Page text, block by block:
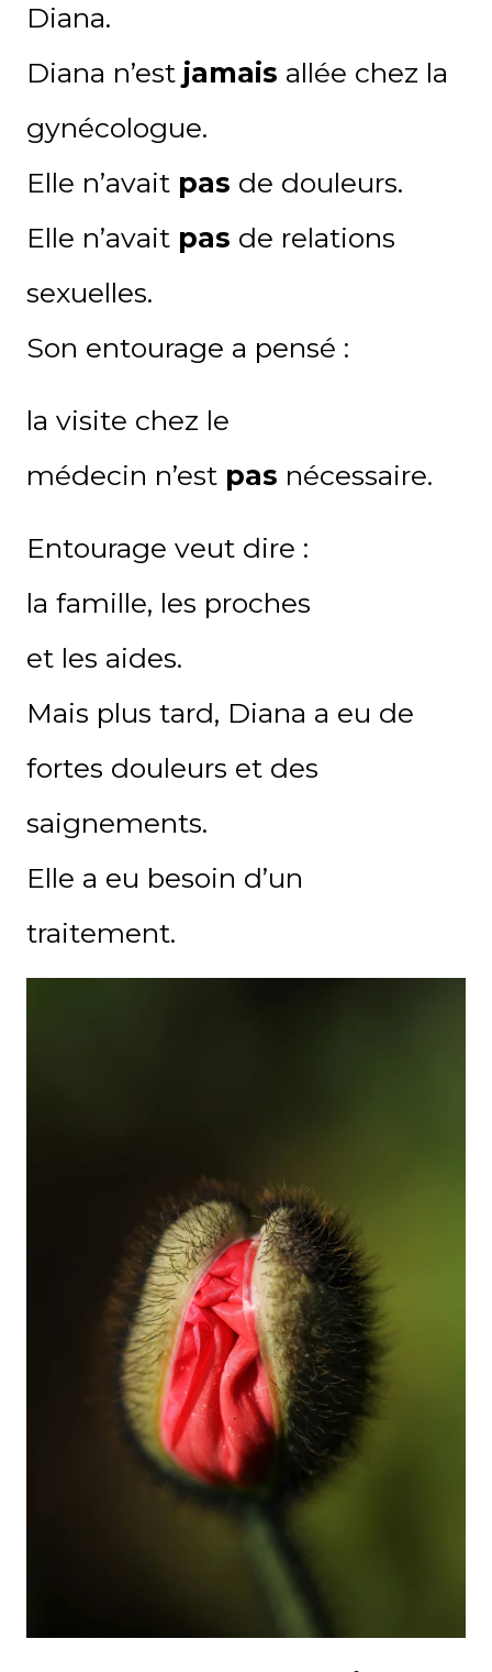
Diana.
Diana n’est jamais allée chez la
gynécologue.
Elle n’avait pas de douleurs.
Elle n’avait pas de relations
sexuelles.
Son entourage a pensé :
la visite chez le
médecin n’est pas nécessaire.
Entourage veut dire :
la famille, les proches
et les aides.
Mais plus tard, Diana a eu de
fortes douleurs et des
saignements.
Elle a eu besoin d’un
traitement.